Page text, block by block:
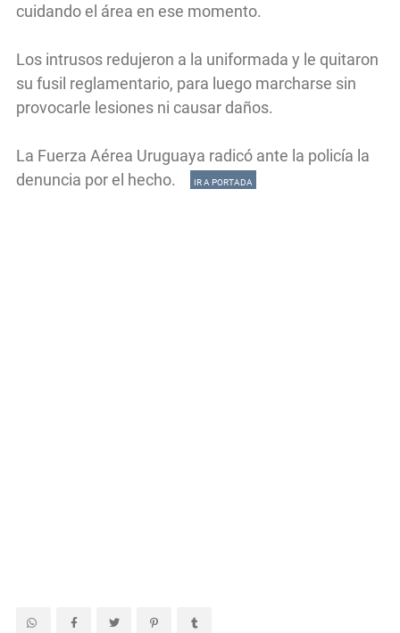
cuidando el área en ese momento.
Los intrusos redujeron a la uniformada y le quitaron
su fusil reglamentario, para luego marcharse sin
provocarle lesiones ni causar daños.
La Fuerza Aérea Uruguaya radicó ante la policía la
denuncia por el hecho.
IR A PORTADA